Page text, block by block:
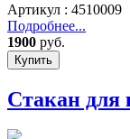
Артикул : 4510009
Подробнее...
1900 руб.
Стакан для